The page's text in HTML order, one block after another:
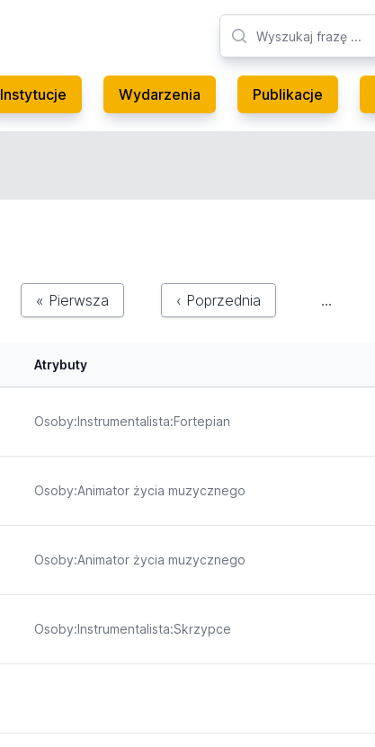
Instytucje Wydarzenia Publikacje
« Pierwsza ‹ Poprzednia …
Atrybuty
Osoby:Instrumentalista:Fortepian
Osoby:Animator życia muzycznego
Osoby:Animator życia muzycznego
Osoby:Instrumentalista:Skrzypce